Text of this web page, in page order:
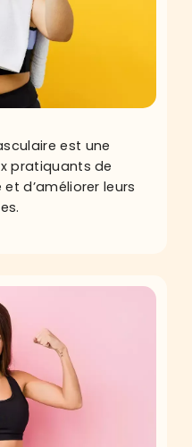
est une
pratiquants de
d’améliorer leurs